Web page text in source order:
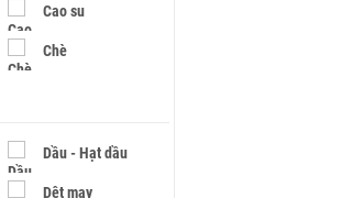
Cao su
Chè
Dầu - Hạt dầu
Dệt may